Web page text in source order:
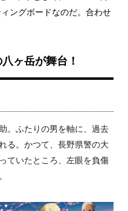
ングボードなのだ。合わせ
ヶ岳が舞台！
。ふたりの男を軸に、過去
る。かつて、長野県警の大
ていたところ、左眼を負傷